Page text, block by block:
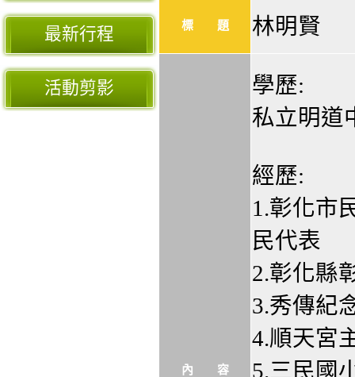
最新行程
活動剪影
標 題 林明賢
內 容
學歷:
私立明道
經歷:
1.彰化市
民代表
2.彰化縣
3.秀傳紀
4.順天宮
5.三民國